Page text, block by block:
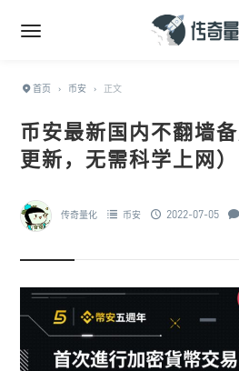
首页 › 币安 › 正文
币安最新国内不翻墙
更新，无需科学上网）
传奇量化 币安 2022-07-05